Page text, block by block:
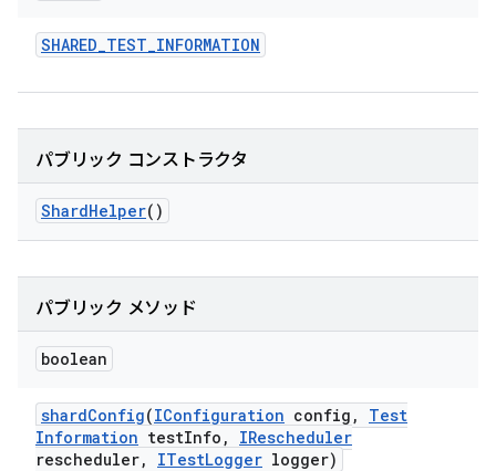
SHARED_TEST_INFORMATION
パブリック コンストラクタ
ShardHelper()
パブリック メソッド
boolean
shardConfig(IConfiguration config ,
Test
Information testInfo ,
IRescheduler
rescheduler, ITestLogger logger)